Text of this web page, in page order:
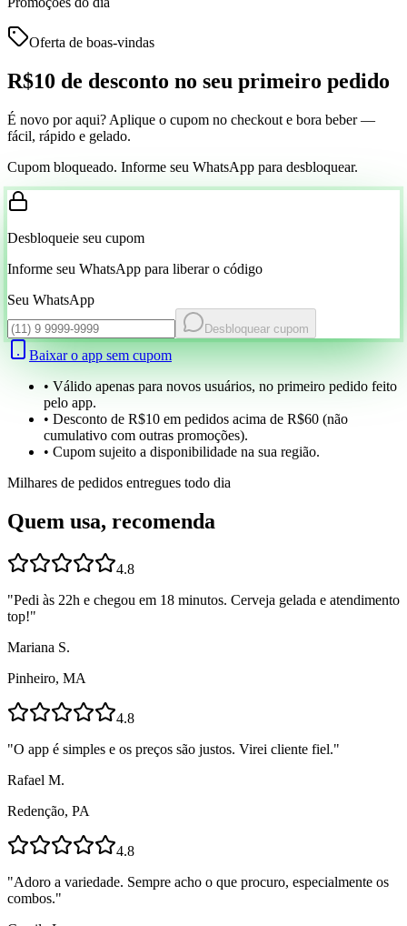
Oferta de boas-vindas
R$10 de desconto no seu primeiro pedido
É novo por aqui? Aplique o cupom no checkout e bora beber —
fácil, rápido e gelado.
Cupom bloqueado. Informe seu WhatsApp para desbloquear.
Desbloqueie seu cupom
Informe seu WhatsApp para liberar o código
Seu WhatsApp
Desbloquear cupom
Baixar o app sem cupom
• Válido apenas para novos usuários, no primeiro pedido feito
pelo app.
• Desconto de R$10 em pedidos acima de R$60 (não
cumulativo com outras promoções).
• Cupom sujeito a disponibilidade na sua região.
Milhares de pedidos entregues todo dia
Quem usa, recomenda
4.8
"Pedi às 22h e chegou em 18 minutos. Cerveja gelada e atendimento
top!"
Mariana S.
Pinheiro, MA
4.8
"O app é simples e os preços são justos. Virei cliente fiel."
Rafael M.
Redenção, PA
4.8
"Adoro a variedade. Sempre acho o que procuro, especialmente os
combos."